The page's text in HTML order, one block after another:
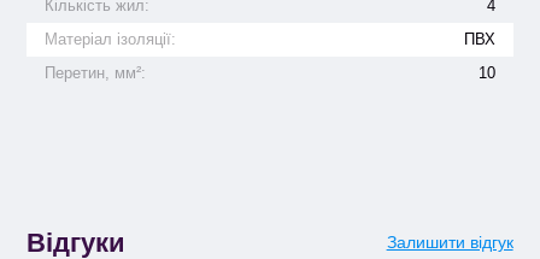
Кількість жил:
4
Матеріал ізоляції:
ПВХ
Перетин, мм²:
10
Відгуки Залишити відгук